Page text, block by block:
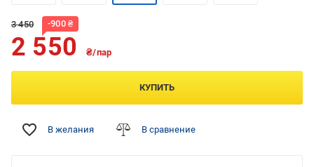
3 450 -900₴
2 550 ₴/пар
КУПИТЬ
В желания В сравнение